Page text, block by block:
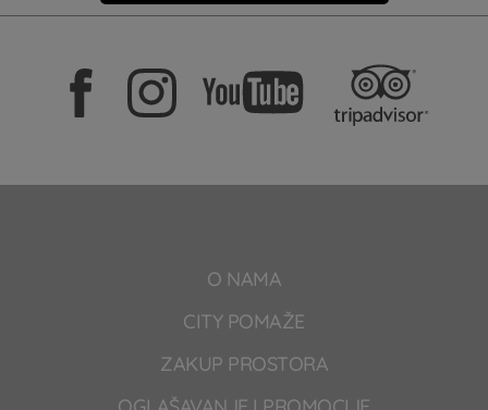
O NAMA
CITY POMAŽE
ZAKUP PROSTORA